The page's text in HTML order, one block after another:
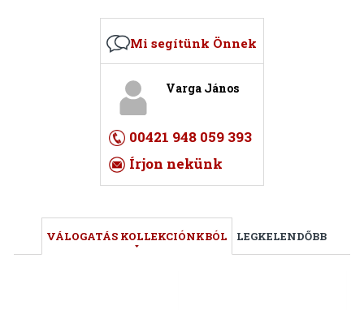
Mi segítünk Önnek
Varga János
00421 948 059 393
Írjon nekünk
VÁLOGATÁS KOLLEKCIÓNKBÓL LEGKELENDŐBB